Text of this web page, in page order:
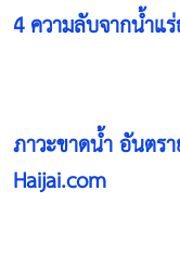
4 ความลับจากน้ำแ
ภาวะขาดน้ำ อันตร
Haijai.com